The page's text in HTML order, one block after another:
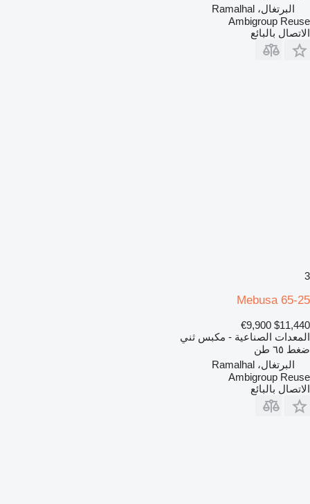
البرتغال، Ramalhal
Ambigroup Reuse
الاتصال بالبائع
3
Mebusa 65-25
$11,440
€9,900
المعدات الصناعية - مكبس ثني
ضغط ٦٥ طن
البرتغال، Ramalhal
Ambigroup Reuse
الاتصال بالبائع